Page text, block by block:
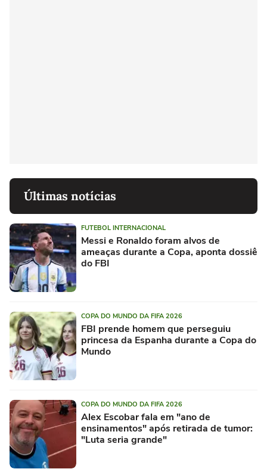
Últimas notícias
FUTEBOL INTERNACIONAL
Messi e Ronaldo foram alvos de
ameaças durante a Copa, aponta dossiê
do FBI
COPA DO MUNDO DA FIFA 2026
FBI prende homem que perseguiu
princesa da Espanha durante a Copa do
Mundo
COPA DO MUNDO DA FIFA 2026
Alex Escobar fala em "ano de
ensinamentos" após retirada de tumor:
"Luta seria grande"